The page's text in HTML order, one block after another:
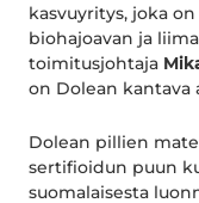
kasvuyritys, joka
biohajoavan ja
toimitusjohtaja
on Dolean kantava
Dolean pillien
sertifioidun puun
suomalaisesta